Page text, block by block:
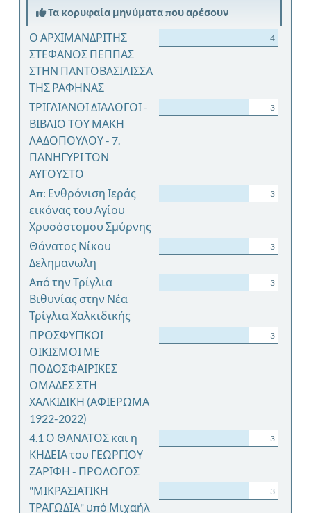
Τα κορυφαία μηνύματα που αρέσουν
Ο ΑΡΧΙΜΑΝΔΡΙΤΗΣ
ΣΤΕΦΑΝΟΣ ΠΕΠΠΑΣ
ΣΤΗΝ ΠΑΝΤΟΒΑΣΙΛΙΣΣΑ
ΤΗΣ ΡΑΦΗΝΑΣ
4
ΤΡΙΓΛΙΑΝΟΙ ΔΙΑΛΟΓΟΙ -
ΒΙΒΛΙΟ ΤΟΥ ΜΑΚΗ
ΛΑΔΟΠΟΥΛΟΥ - 7.
ΠΑΝΗΓΥΡΙ ΤΟΝ
ΑΥΓΟΥΣΤΟ
3
Απ: Ενθρόνιση Ιεράς
εικόνας του Αγίου
Χρυσόστομου Σμύρνης
3
Θάνατος Νίκου
Δελημανωλη
3
Από την Τρίγλια
Βιθυνίας στην Νέα
Τρίγλια Χαλκιδικής
3
ΠΡΟΣΦΥΓΙΚΟΙ
ΟΙΚΙΣΜΟΙ ΜΕ
ΠΟΔΟΣΦΑΙΡΙΚΕΣ
ΟΜΑΔΕΣ ΣΤΗ
ΧΑΛΚΙΔΙΚΗ (ΑΦΙΕΡΩΜΑ
1922-2022)
3
4.1 Ο ΘΑΝΑΤΟΣ και η
ΚΗΔΕΙΑ του ΓΕΩΡΓΙΟΥ
ΖΑΡΙΦΗ - ΠΡΟΛΟΓΟΣ
3
"ΜΙΚΡΑΣΙΑΤΙΚΗ
ΤΡΑΓΩΔΙΑ" υπό Μιχαήλ
3